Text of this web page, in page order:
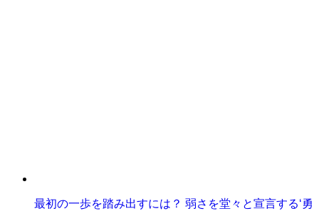
最初の一歩を踏み出すには？ 弱さを堂々と宣言する‘勇